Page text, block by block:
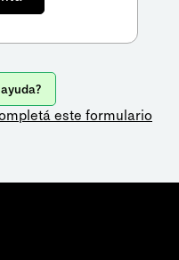
este formulario